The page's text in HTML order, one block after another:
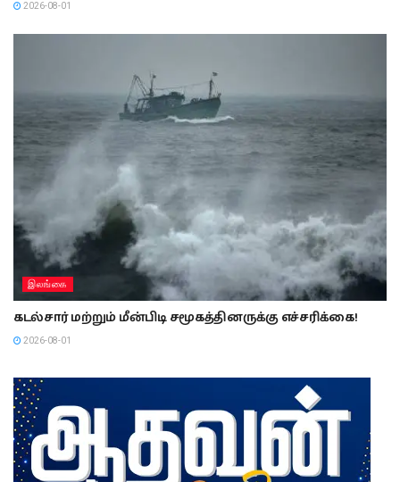
2026-08-01
இலங்கை
கடல்சார் மற்றும் மீன்பிடி சமூகத்தினருக்கு எச்சரிக்கை!
2026-08-01